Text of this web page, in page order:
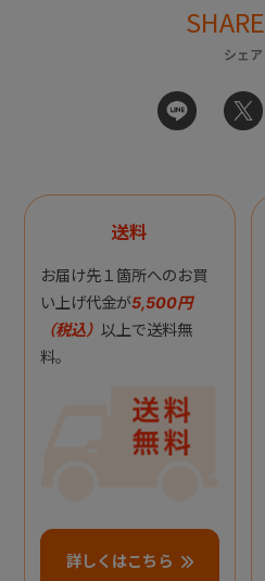
SHARE
シェア
送料
お届け先１箇所へのお買
い上げ代金が5,500円
（税込） 以上で送料無
料。
詳しくはこちら